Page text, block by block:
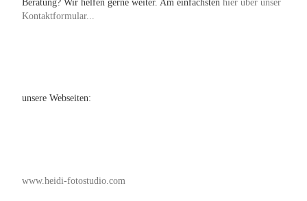
Beratung? Wir helfen gerne weiter. Am einfachsten hier über unser
Kontaktformular...
unsere Webseiten:
www.heidi-fotostudio.com